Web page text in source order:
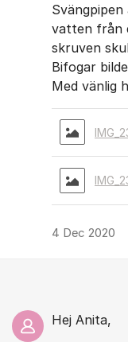
vatten från
skruven
Bifogar
Med vänlig
4 Dec 2020
Hej Anita,